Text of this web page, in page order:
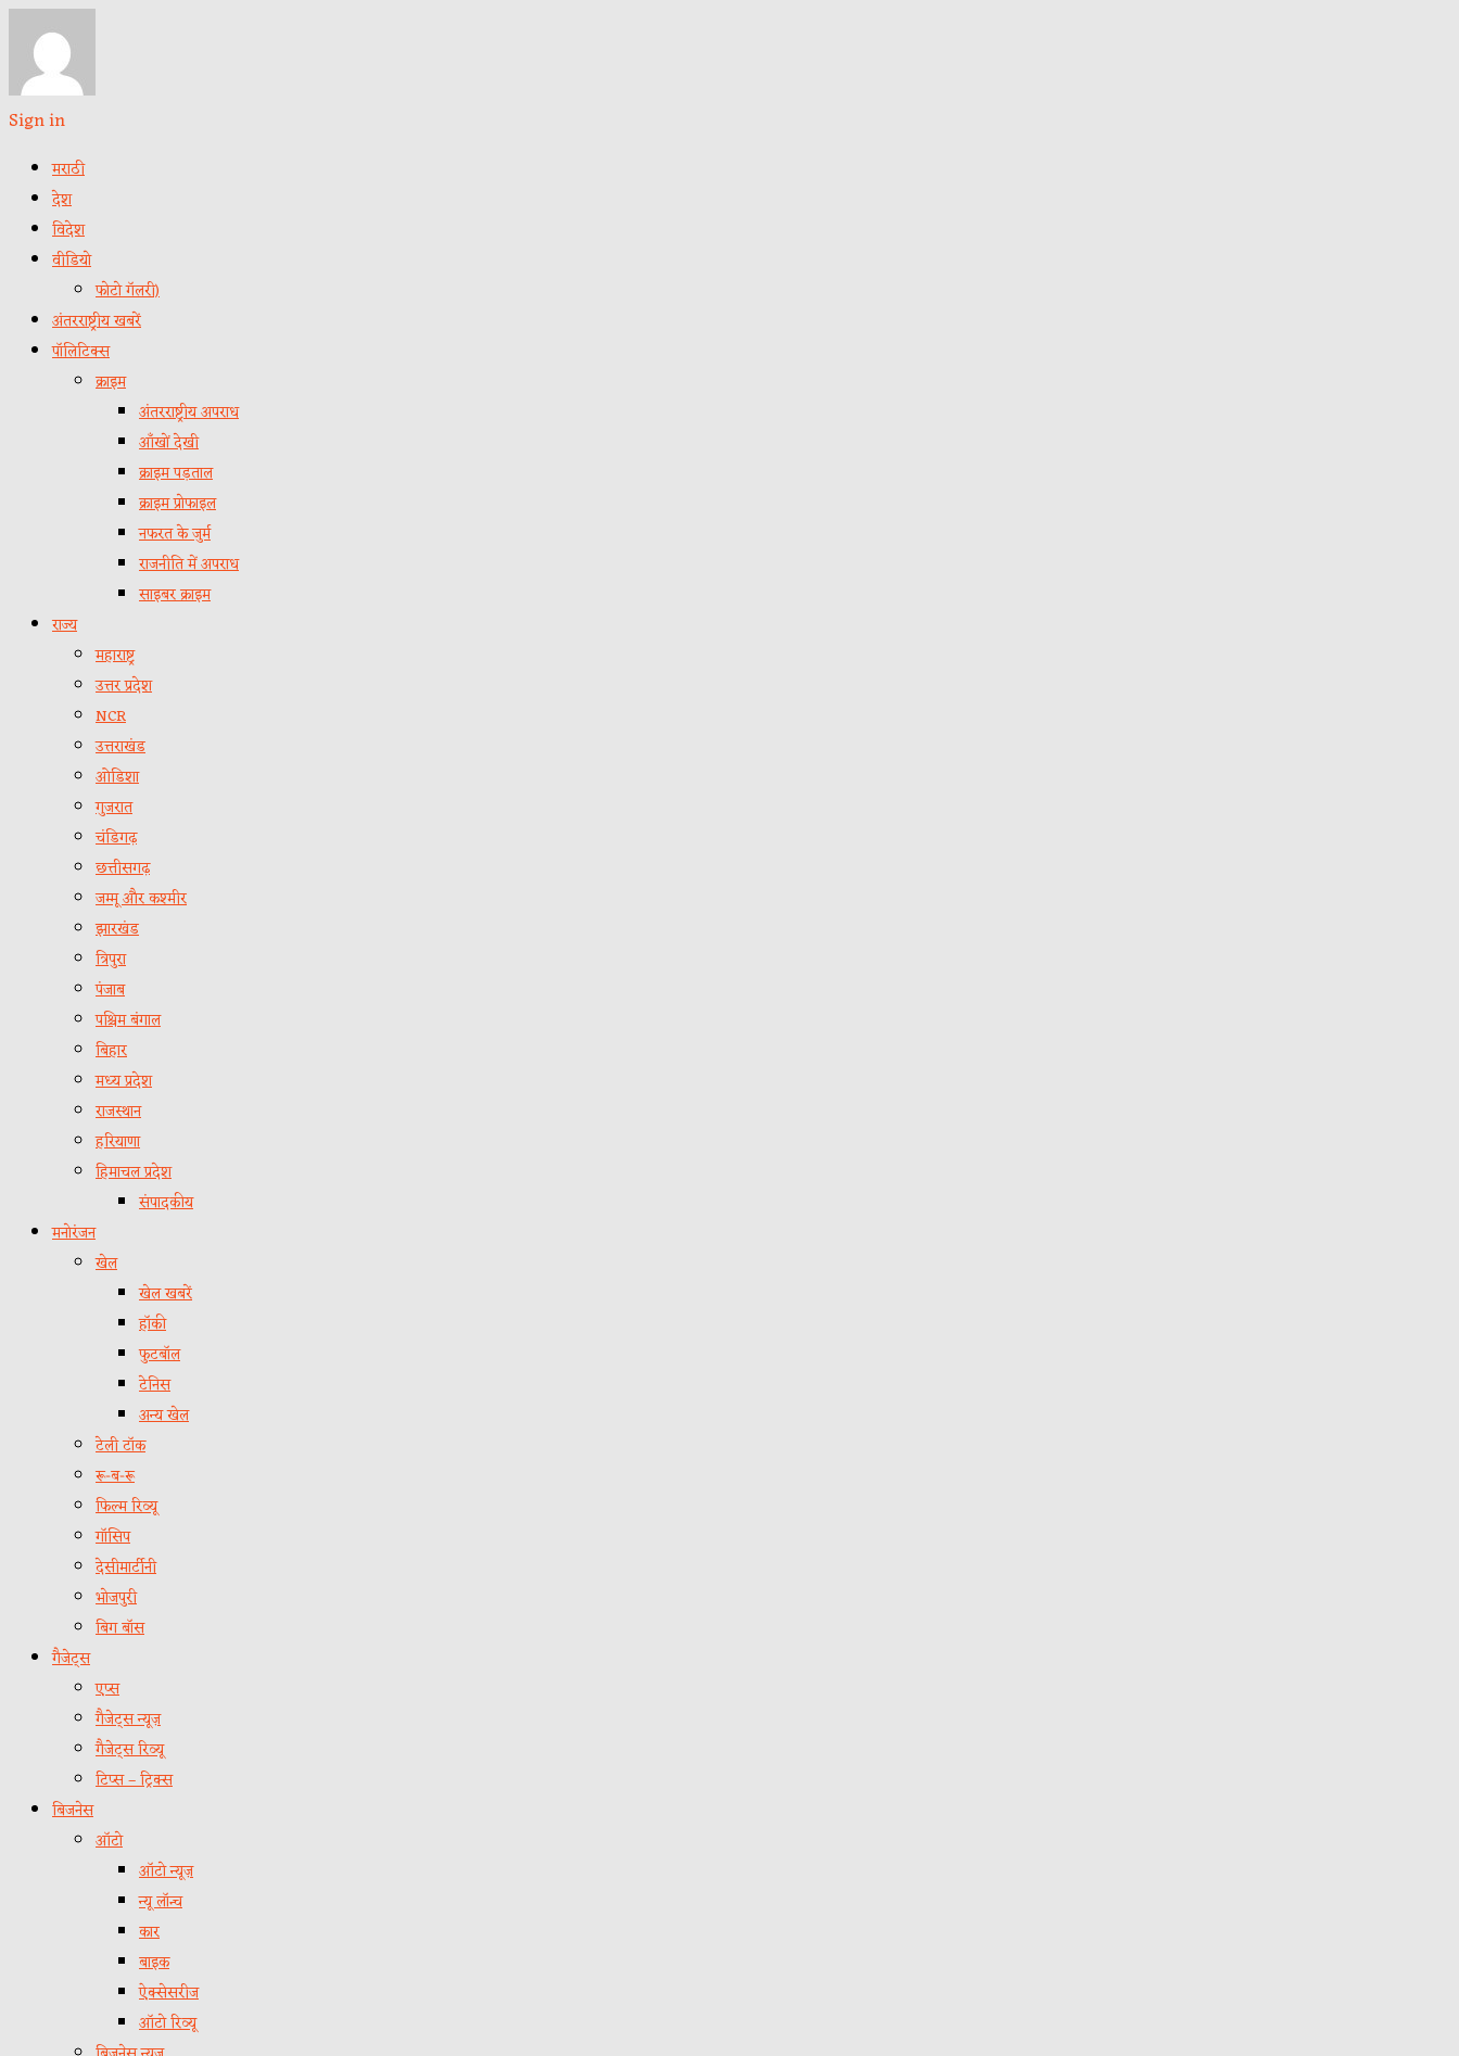
Sign in
मराठी
देश
विदेश
वीडियो
फोटो गॅलरी)
अंतरराष्ट्रीय खबरें
पॉलिटिक्स
क्राइम
अंतरराष्ट्रीय अपराध
आँखों देखी
क्राइम पड़ताल
क्राइम प्रोफाइल
नफरत के जुर्म
राजनीति में अपराध
साइबर क्राइम
राज्य
महाराष्ट्र
उत्तर प्रदेश
NCR
उत्तराखंड
ओडिशा
गुजरात
चंडिगढ़
छत्तीसगढ़
जम्मू और कश्मीर
झारखंड
त्रिपुरा
पंजाब
पश्चिम बंगाल
बिहार
मध्य प्रदेश
राजस्थान
हरियाणा
हिमाचल प्रदेश
संपादकीय
मनोरंजन
खेल
खेल खबरें
हॉकी
फुटबॉल
टेनिस
अन्य खेल
टेली टॉक
रू-ब-रू
फिल्म रिव्यू
गॉसिप
देसीमार्टीनी
भोजपुरी
बिग बॉस
गैजेट्स
एप्स
गैजेट्स न्यूज़
गैजेट्स रिव्यू
टिप्स – ट्रिक्स
बिजनेस
ऑटो
ऑटो न्यूज़
न्यू लॉन्च
कार
बाइक
ऐक्सेसरीज
ऑटो रिव्यू